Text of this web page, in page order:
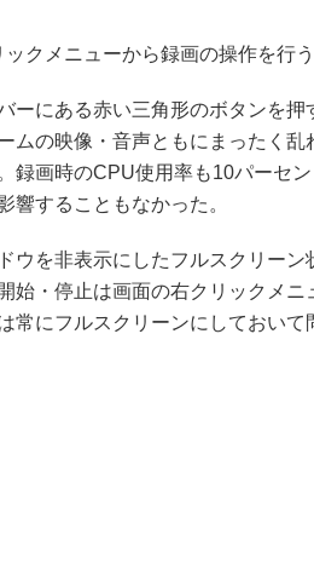
ックメニューから録画の操作を行
ーにある赤い三角形のボタンを押
ムの映像・音声ともにまったく乱
録画時のCPU使用率も10パーセ
響することもなかった。
を非表示にしたフルスクリーン
始・停止は画面の右クリックメニ
常にフルスクリーンにしておいて